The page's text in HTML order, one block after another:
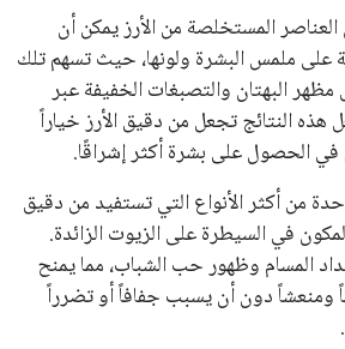
العناصر المستخلصة من الأرز يمكن أن
على ملمس البشرة ولونها، حيث تسهم تلك
البهتان والتصبغات الخفيفة عبر
هذه النتائج تجعل من دقيق الأرز خياراً
في الحصول على بشرة أكثر إشراقًا.
من أكثر الأنواع التي تستفيد من دقيق
في السيطرة على الزيوت الزائدة.
المسام وظهور حب الشباب، مما يمنح
ومنعشاً دون أن يسبب جفافاً أو تضرراً